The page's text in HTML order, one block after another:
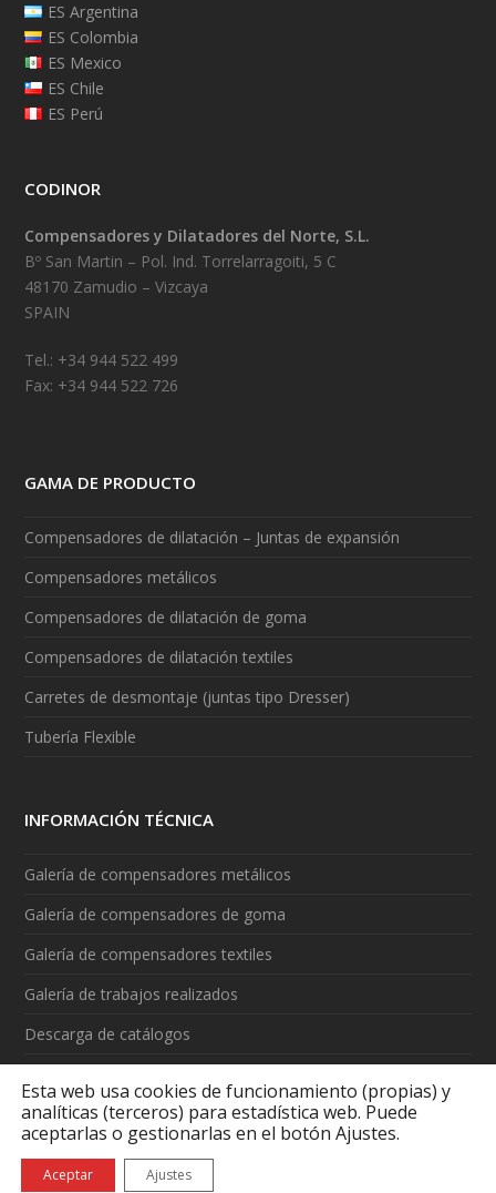
ES Argentina
ES Colombia
ES Mexico
ES Chile
ES Perú
CODINOR
Compensadores y Dilatadores del Norte, S.L.
Bº San Martin – Pol. Ind. Torrelarragoiti, 5 C
48170 Zamudio – Vizcaya
SPAIN
Tel.: +34 944 522 499
Fax: +34 944 522 726
GAMA DE PRODUCTO
Compensadores de dilatación – Juntas de expansión
Compensadores metálicos
Compensadores de dilatación de goma
Compensadores de dilatación textiles
Carretes de desmontaje (juntas tipo Dresser)
Tubería Flexible
INFORMACIÓN TÉCNICA
Galería de compensadores metálicos
Galería de compensadores de goma
Galería de compensadores textiles
Galería de trabajos realizados
Descarga de catálogos
Aviso legal |Política de cookies
Esta web usa cookies de funcionamiento (propias) y
analíticas (terceros) para estadística web. Puede
aceptarlas o gestionarlas en el botón Ajustes.
Aceptar Ajustes